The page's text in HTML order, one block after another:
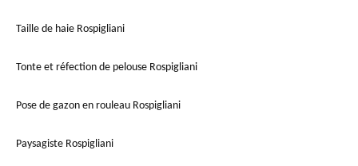
Taille de haie Rospigliani
Tonte et réfection de pelouse Rospigliani
Pose de gazon en rouleau Rospigliani
Paysagiste Rospigliani